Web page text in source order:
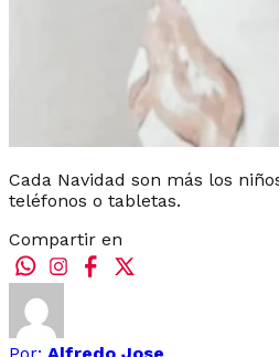
Cada Navidad son más los
teléfonos o tabletas.
Compartir en